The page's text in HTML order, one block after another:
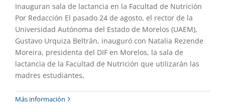
Inauguran sala de lactancia en la Facultad de Nutrición
Por Redacción El pasado 24 de agosto, el rector de la
Universidad Autónoma del Estado de Morelos (UAEM),
Gustavo Urquiza Beltrán, inauguró con Natalia Rezende
Moreira, presidenta del DIF en Morelos, la sala de
lactancia de la Facultad de Nutrición que utilizarán las
madres estudiantes,
Más información
Toman protesta a Consejo Directivo de